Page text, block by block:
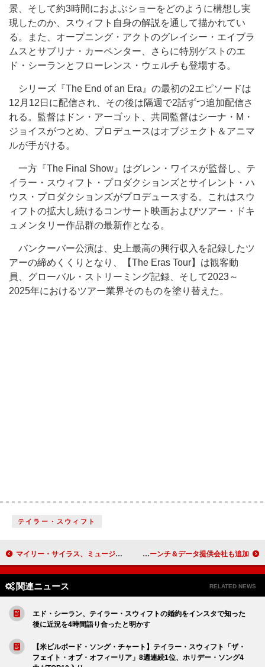
景、そして約3時間におよぶショーをどのように構想し実
現したのか、スウィフト自身の解説を通して描かれてい
る。また、オープニング・アクトのグレイシー・エイブラ
ムスとサブリナ・カーペンター、さらに特別ゲストのエ
ド・シーランとフローレンス・ウェルチも登場する。
シリーズ『The End of an Era』の最初の2エピソードは
12月12日に配信され、その後は隔週で2話ずつ追加配信さ
れる。監督はドン・アーゴット、共同監督はシーナ・M・
ジョイスがつとめ、プロデュースはオブジェクト＆アニマ
ルが手がける。
一方『The Final Show』はグレン・ワイスが監督し、テ
イラー・スウィフト・プロダクションズとサイレント・ハ
ウス・プロダクションズがプロデュースする。これはスウ
ィフトの拡大し続けるコンサート映画およびツアー・ドキ
ュメンタリー作品群の最新作となる。
バンクーバー公演は、史上最高の興行収入を記録したツ
アーの締めくくりとなり、【The Eras Tour】は観客動
員、グローバル・ストリーミング記録、そして2023～
2025年におけるツアー業界そのものを塗り替えた。
テイラー・スウィフト
マイリー・サイラス、ミュージシャンのマックス・モランドと婚約 総合書籍チャートにSNS指標が誕生 急上昇チャート“Hot Shot Books”ローンチ＆データ提供会社も追加
関連ニュース RELATED NEWS
エド・シーラン、テイラー・スウィフトの婚約をインスタで知った
後に近況を4時間語り合ったと明かす
【米ビルボード・ソング・チャート】テイラー・スウィフト「ザ・
フェイト・オブ・オフィーリア」8週連続1位、ホリデー・ソング4